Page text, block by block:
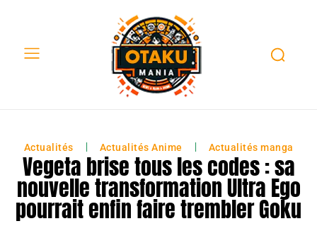
Actualités Actualités Anime Actualités manga
Vegeta brise tous les codes : sa
nouvelle transformation Ultra Ego
pourrait enfin faire trembler Goku